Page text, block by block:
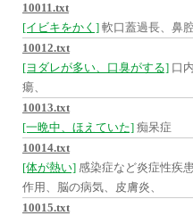
10011.txt
[イビキをかく] 軟口蓋過長、鼻
10012.txt
[ヨダレが多い、口臭がする] 口
瘍、
10013.txt
[一晩中、ほえていた] 痴呆症
10014.txt
[体が熱い] 感染症など炎症性疾
作用、脳の病気、皮膚炎、
10015.txt